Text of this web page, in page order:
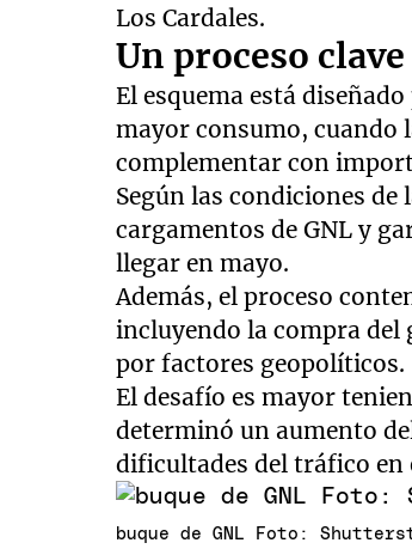
Los Cardales.
Un proceso
El esquema está
mayor consumo, cuando
complementar con
Según las condiciones
cargamentos de GNL y
llegar en mayo.
Además, el proceso
incluyendo la compra del
por factores geopolíticos.
El desafío es mayor
determinó un aumento
dificultades del tráfico en
buque de GNL Foto: